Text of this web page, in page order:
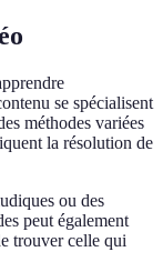
se spécialisent
méthodes variées
la résolution de
ou des
peut également
trouver celle qui